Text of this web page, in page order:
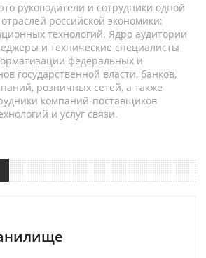
руководители и сотрудники одной
российской экономики:
технологий. Ядро аудитории
и технические специалисты
федеральных и
государственной власти, банков,
розничных сетей, а также
компаний-поставщиков
и услуг связи.